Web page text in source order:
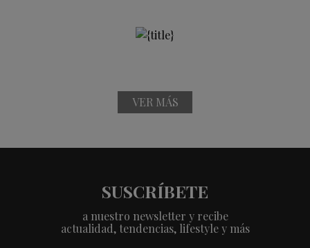
VER MÁS
SUSCRÍBETE
a nuestro newsletter y recibe
actualidad, tendencias, lifestyle y más